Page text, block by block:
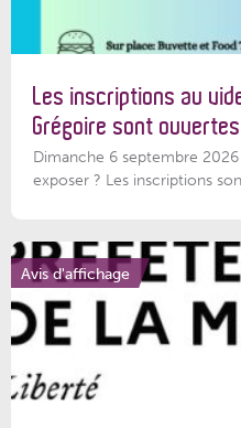
Les inscriptions au
Grégoire sont
Dimanche 6 septembre
exposer ? Les inscriptions
Avis d'affichage